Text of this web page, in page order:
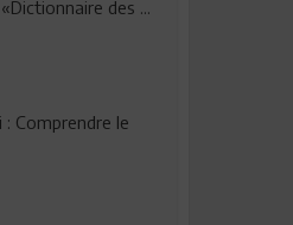
des ...
: Comprendre le